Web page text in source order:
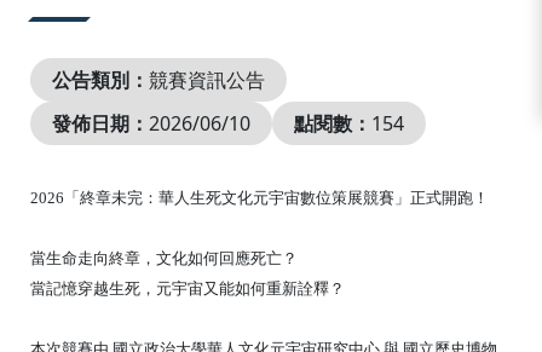
公告類別： 競賽資訊公告
發佈日期： 2026/06/10 點閱數： 154
2026「終章未完：華人生死文化元宇宙數位策展競賽」正式開跑！
當生命走向終章，文化如何回應死亡？
當記憶穿越生死，元宇宙又能如何重新詮釋？